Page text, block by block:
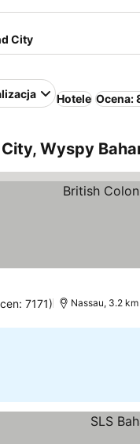
Hotele Ocena:
Wyspy
7171) Nassau, 3.2